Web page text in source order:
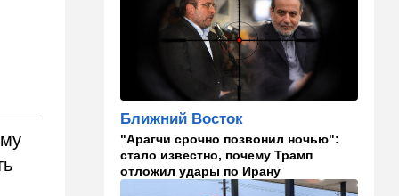
Израиль
Как будто знал: известного
израильского певца и поэта
раздавил собственный
автомобиль
20:37 Публицистика
Цена "эффективности":
почему новые правила ПДД
бьют по правам водителей
Ближний Восток
"Арагчи срочно позвонил ночью":
стало известно, почему Трамп
отложил удары по Ирану